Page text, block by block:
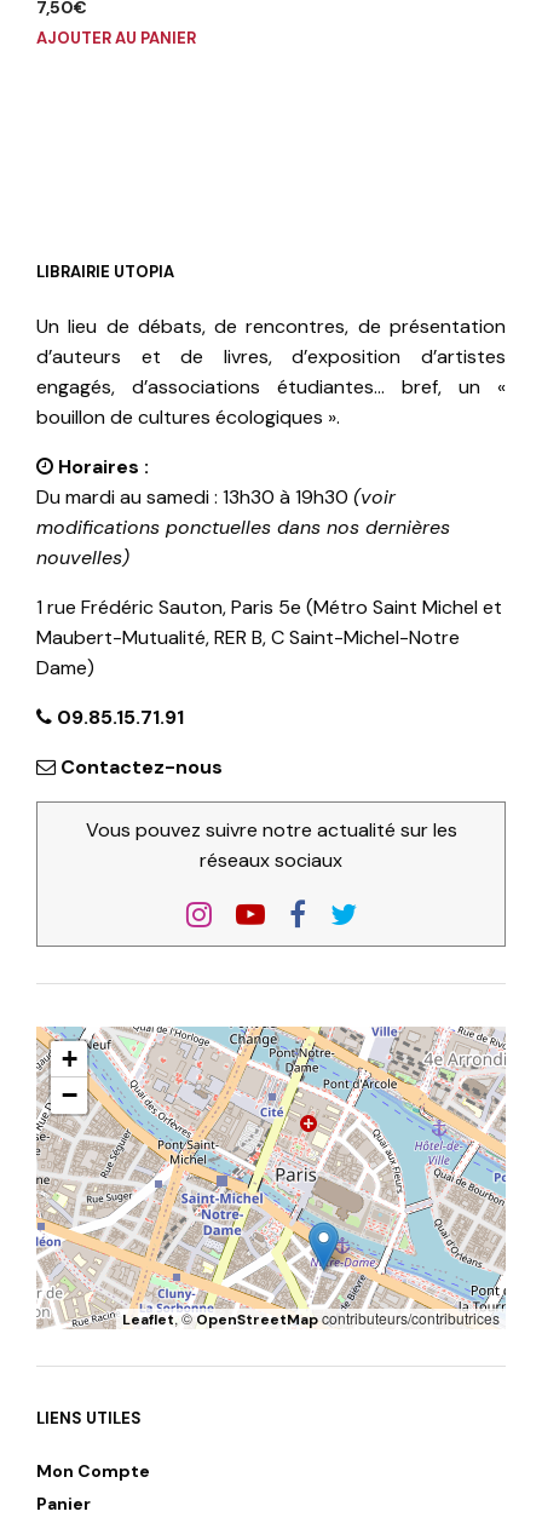
7,50€
AJOUTER AU PANIER
LIBRAIRIE UTOPIA
Un lieu de débats, de rencontres, de présentation
d’auteurs et de livres, d’exposition d’artistes
engagés, d’associations étudiantes… bref, un «
bouillon de cultures écologiques ».
Horaires :
Du mardi au samedi : 13h30 à 19h30 (voir
modifications ponctuelles dans nos dernières
nouvelles)
1 rue Frédéric Sauton, Paris 5e (Métro Saint Michel et
Maubert-Mutualité, RER B, C Saint-Michel-Notre
Dame)
09.85.15.71.91
Contactez-nous
Vous pouvez suivre notre actualité sur les
réseaux sociaux
+
−
Leaflet, ©OpenStreetMapcontributeurs/contributrices
LIENS UTILES
Mon Compte
Panier